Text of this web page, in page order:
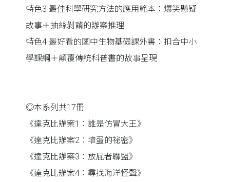
特色3 最佳科學研究方法的應用範本：爆笑懸疑
故事＋抽絲剝繭的辦案推理
特色4 最好看的國中生物基礎課外書：扣合中小
學課綱＋顛覆傳統科普書的故事呈現
◎本系列共17冊
《達克比辦案1：誰是仿冒大王》
《達克比辦案2：壞蛋的祕密》
《達克比辦案3：放屁者聯盟》
《達克比辦案4：尋找海洋怪聲》